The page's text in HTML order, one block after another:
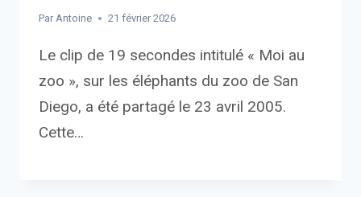
Par Antoine 21 février 2026
Le clip de 19 secondes intitulé « Moi au
zoo », sur les éléphants du zoo de San
Diego, a été partagé le 23 avril 2005.
Cette…